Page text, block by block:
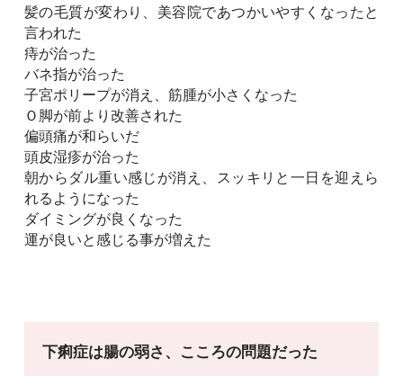
髪の毛質が変わり、美容院であつかいやすくなったと
言われた
痔が治った
バネ指が治った
子宮ポリープが消え、筋腫が小さくなった
Ｏ脚が前より改善された
偏頭痛が和らいだ
頭皮湿疹が治った
朝からダル重い感じが消え、スッキリと一日を迎えら
れるようになった
ダイミングが良くなった
運が良いと感じる事が増えた
下痢症は腸の弱さ、こころの問題だった